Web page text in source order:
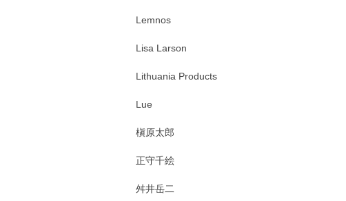
Lemnos
Lisa Larson
Lithuania Products
Lue
槇原太郎
正守千絵
舛井岳二